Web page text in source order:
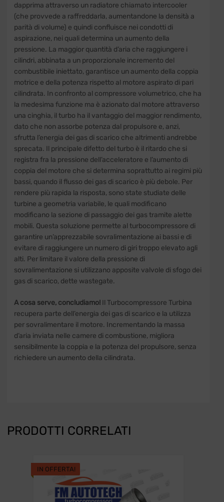
dapprima attraverso un radiatore chiamato intercooler
(che provvede a raffreddarla, aumentandone la densità a
parità di volume) e quindi confluisce nei condotti di
aspirazione, nei quali determina un aumento della
pressione. La maggior quantità d’aria che raggiungere i
cilindri, abbinata a un proporzionale incremento del
combustibile iniettato, garantisce un aumento della coppia
motrice e della potenza rispetto al motore aspirato di pari
cilindrata. In confronto al compressore volumetrico, che ha
la medesima funzione ma è azionato dal motore attraverso
una cinghia, il turbo ha il vantaggio del maggior rendimento,
dato che non assorbe potenza dal propulsore e, anzi,
sfrutta l’energia dei gas di scarico che altrimenti andrebbe
sprecata. Il principale difetto del turbo è il ritardo che si
registra fra la pressione dell’acceleratore e l’aumento di
coppia del motore che si determina soprattutto ai regimi più
bassi, quando il flusso dei gas di scarico è più debole. Per
rendere più rapida la risposta, sono state studiate delle
turbine a geometria variabile, le quali modificano
modificano la sezione di passaggio dei gas tramite alette
mobili. Questa soluzione permette al turbocompressore di
garantire un’apprezzabile sovralimentazione ai bassi e di
evitare di raggiungere un numero di giri troppo elevato agli
alti. Per limitare il valore della pressione di
sovralimentazione si utilizzano apposite valvole di sfogo dei
gas di scarico, dette wastegate.
A cosa serve, concludiamo! Il Turbocompressore Turbina
recupera parte dell’energia dei gas di scarico e la utilizza
per sovralimentare il motore. Incrementando la massa
d’aria inviata nelle camere di combustione, migliora
sensibilmente la coppia e la potenza del propulsore, senza
richiedere un aumento della cilindrata.
PRODOTTI CORRELATI
IN OFFERTA!